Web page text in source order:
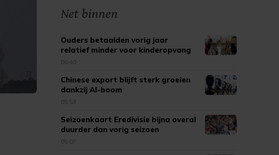
Net binnen
Ouders betaalden vorig jaar
relatief minder voor kinderopvang
06:40
Chinese export blijft sterk groeien
dankzij AI-boom
05:53
Seizoenkaart Eredivisie bijna overal
duurder dan vorig seizoen
05:07